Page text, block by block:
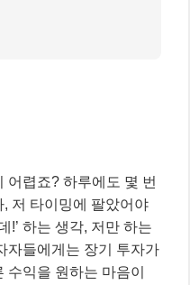
어렵죠? 하루에도 몇 번
, 저 타이밍에 팔았어야
!’ 하는 생각, 저만 하는
자들에게는 장기 투자가
익을 원하는 마음이